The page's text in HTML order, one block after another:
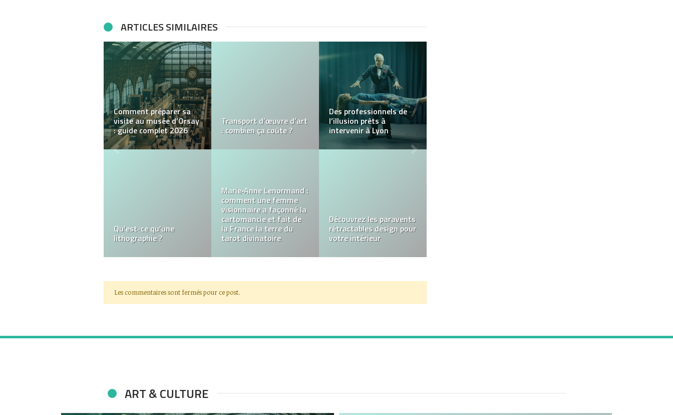
ARTICLES SIMILAIRES
4 bonnes idées pour bien
profiter de ses vacances
d’été
Bracelet oeil de tigre :
Signification
Comment choisir un
échiquier ?
Comment choisir son
attrape-rêve ?
l’histoire des jouets en
bois
professionnel : les clés
d’une organisation
efficace
Les commentaires sont fermés pour ce post.
ART & CULTURE